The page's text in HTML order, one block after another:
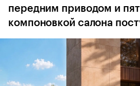
передним приводом и
компоновкой салона